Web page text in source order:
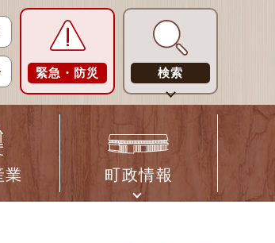
緊急・防災 検索
業 町政情報